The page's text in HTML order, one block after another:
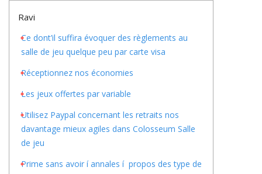
Ravi
Ce dont’il suffira évoquer des règlements au
salle de jeu quelque peu par carte visa
Réceptionnez nos économies
Les jeux offertes par variable
Utilisez Paypal concernant les retraits nos
davantage mieux agiles dans Colosseum Salle
de jeu
Prime sans avoir í annales í propos des type de